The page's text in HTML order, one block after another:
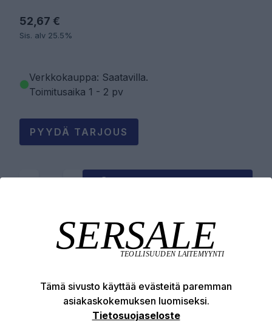
52,67 €
Sis. alv 25.5%
Verkkokauppa: Saatavilla.
Toimitusaika 1 - 2 pv
PYYDÄ TARJOUS
Tuotekuvaus
Tämä sivusto käyttää evästeitä paremman
asiakaskokemuksen luomiseksi.
Tietosuojaseloste